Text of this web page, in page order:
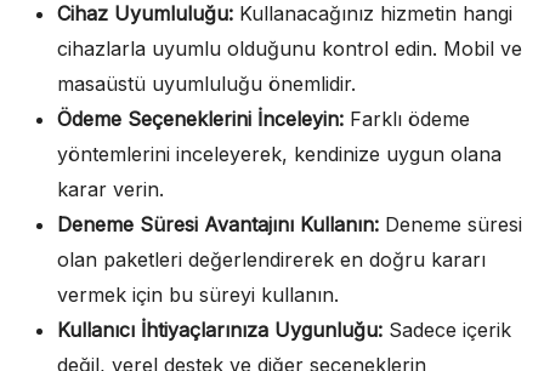
Cihaz Uyumluluğu: Kullanacağınız hizmetin hangi
cihazlarla uyumlu olduğunu kontrol edin. Mobil ve
masaüstü uyumluluğu önemlidir.
Ödeme Seçeneklerini İnceleyin: Farklı ödeme
yöntemlerini inceleyerek, kendinize uygun olana
karar verin.
Deneme Süresi Avantajını Kullanın: Deneme süresi
olan paketleri değerlendirerek en doğru kararı
vermek için bu süreyi kullanın.
Kullanıcı İhtiyaçlarınıza Uygunluğu: Sadece içerik
değil, yerel destek ve diğer seçeneklerin